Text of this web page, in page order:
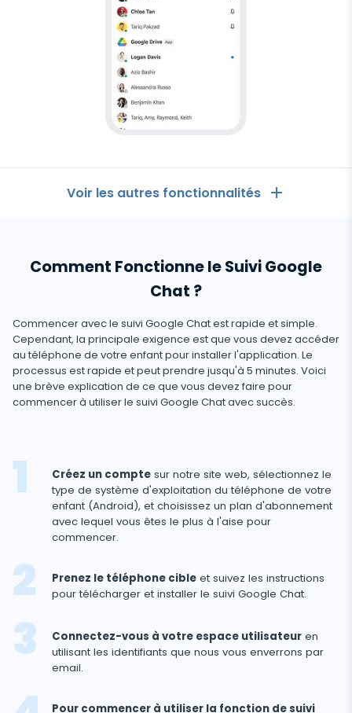
Régulez le stockage des données
espion
pour
Android
Voir les autres fonctionnalités
Journaux d'appels
Comment Recevoir les Messages d'un Autre
Téléphone
Localisation GPS
Mise à jour automatique
Statut en ligne sur les réseaux sociaux
Remplacement de carte SIM
Géofinder
Liste des applications installées
Calendrier d'utilisation des applications
Notifications
Applications de messagerie
Applications de messagerie
Whatsapp
Facebook Messenger
Telegram
WeChat
Kik
Messagerie Signal
Suivi Google Chat
Médias sociaux
Médias sociaux
Facebook
Snapchat
Tik Tok
YouTube
Tinder
Applications de rencontre
Médias
Logiciel espion photo et vidéo
Historique du navigateur
Favoris du navigateur
Scanner de boîte aux lettres
Streaming
Capture d'image avec l'appareil photo
Espion Telephone Video
Informations supprimées
Retrouver Un Message Supprimé
Retrouver Historique Appel Effacé
Restaurer les Contacts Supprimés
Contacts renommés
Contrôle
Supprimez les applications indésirables
Bloquer un Site
FERMER
Comment Fonctionne le Suivi Google
Chat ?
Commencer avec le suivi Google Chat est rapide et simple.
Cependant, la principale exigence est que vous devez accéder
au téléphone de votre enfant pour installer l'application. Le
processus est rapide et peut prendre jusqu'à 5 minutes. Voici
une brève explication de ce que vous devez faire pour
commencer à utiliser le suivi Google Chat avec succès.
Créez un compte sur notre site web, sélectionnez le
type de système d'exploitation du téléphone de votre
enfant (Android), et choisissez un plan d'abonnement
avec lequel vous êtes le plus à l'aise pour
commencer.
Prenez le téléphone cible et suivez les instructions
pour télécharger et installer le suivi Google Chat.
Connectez-vous à votre espace utilisateur en
utilisant les identifiants que nous vous enverrons par
email.
Pour commencer à utiliser la fonction de suivi